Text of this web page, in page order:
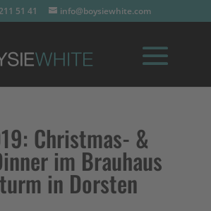
51 41 info@boysiewhite.com
Christmas- &
im Brauhaus
in Dorsten